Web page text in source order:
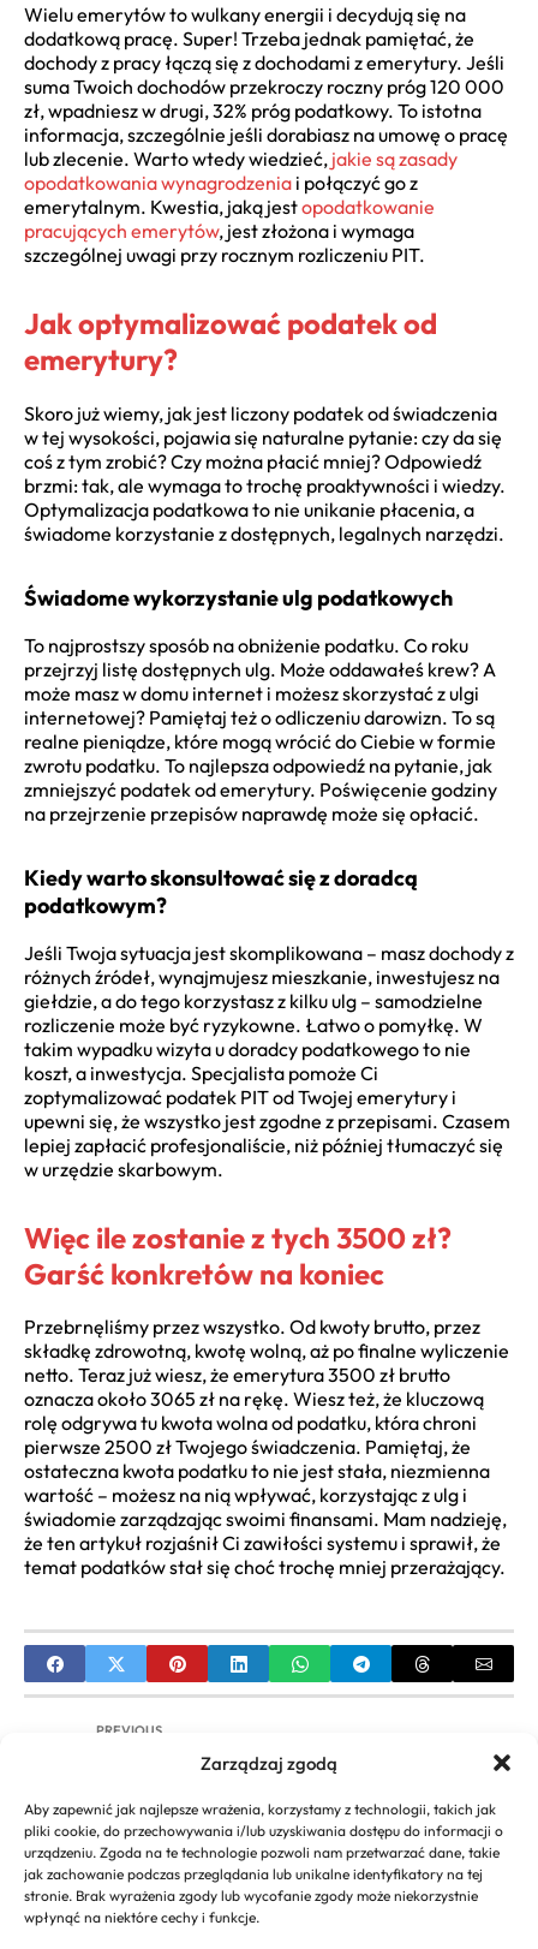
Zarządzaj zgodą
Aby zapewnić jak najlepsze wrażenia, korzystamy z technologii, takich jak
pliki cookie, do przechowywania i/lub uzyskiwania dostępu do informacji o
urządzeniu. Zgoda na te technologie pozwoli nam przetwarzać dane, takie
jak zachowanie podczas przeglądania lub unikalne identyfikatory na tej
stronie. Brak wyrażenia zgody lub wycofanie zgody może niekorzystnie
wpłynąć na niektóre cechy i funkcje.
Wielu emerytów to wulkany energii i decydują się na
dodatkową pracę. Super! Trzeba jednak pamiętać, że
dochody z pracy łączą się z dochodami z emerytury. Jeśli
suma Twoich dochodów przekroczy roczny próg 120 000
zł, wpadniesz w drugi, 32% próg podatkowy. To istotna
informacja, szczególnie jeśli dorabiasz na umowę o pracę
lub zlecenie. Warto wtedy wiedzieć, jakie są zasady
opodatkowania wynagrodzenia i połączyć go z
emerytalnym. Kwestia, jaką jestopodatkowanie
pracujących emerytów, jest złożona i wymaga
szczególnej uwagi przy rocznym rozliczeniu PIT.
Jak optymalizować podatek od
emerytury?
Skoro już wiemy, jak jest liczony podatek od świadczenia
w tej wysokości, pojawia się naturalne pytanie: czy da się
coś z tym zrobić? Czy można płacić mniej? Odpowiedź
brzmi: tak, ale wymaga to trochę proaktywności i wiedzy.
Optymalizacja podatkowa to nie unikanie płacenia, a
świadome korzystanie z dostępnych, legalnych narzędzi.
Świadome wykorzystanie ulg podatkowych
To najprostszy sposób na obniżenie podatku. Co roku
przejrzyj listę dostępnych ulg. Może oddawałeś krew? A
może masz w domu internet i możesz skorzystać z ulgi
internetowej? Pamiętaj też o odliczeniu darowizn. To są
realne pieniądze, które mogą wrócić do Ciebie w formie
zwrotu podatku. To najlepsza odpowiedź na pytanie, jak
zmniejszyć podatek od emerytury. Poświęcenie godziny
na przejrzenie przepisów naprawdę może się opłacić.
Kiedy warto skonsultować się z doradcą
podatkowym?
Jeśli Twoja sytuacja jest skomplikowana – masz dochody z
różnych źródeł, wynajmujesz mieszkanie, inwestujesz na
giełdzie, a do tego korzystasz z kilku ulg – samodzielne
rozliczenie może być ryzykowne. Łatwo o pomyłkę. W
takim wypadku wizyta u doradcy podatkowego to nie
koszt, a inwestycja. Specjalista pomoże Ci
zoptymalizować podatek PIT od Twojej emerytury i
upewni się, że wszystko jest zgodne z przepisami. Czasem
lepiej zapłacić profesjonaliście, niż później tłumaczyć się
w urzędzie skarbowym.
Więc ile zostanie z tych 3500 zł?
Garść konkretów na koniec
Przebrnęliśmy przez wszystko. Od kwoty brutto, przez
składkę zdrowotną, kwotę wolną, aż po finalne wyliczenie
netto. Teraz już wiesz, że emerytura 3500 zł brutto
oznacza około 3065 zł na rękę. Wiesz też, że kluczową
rolę odgrywa tu kwota wolna od podatku, która chroni
pierwsze 2500 zł Twojego świadczenia. Pamiętaj, że
ostateczna kwota podatku to nie jest stała, niezmienna
wartość – możesz na nią wpływać, korzystając z ulg i
świadomie zarządzając swoimi finansami. Mam nadzieję,
że ten artykuł rozjaśnił Ci zawiłości systemu i sprawił, że
temat podatków stał się choć trochę mniej przerażający.
PREVIOUS
Jak obniżyć podatek dochodowy – Skuteczne
NEXT
Podatek od wygranej w teleturniejach – Co musisz
wiedzieć